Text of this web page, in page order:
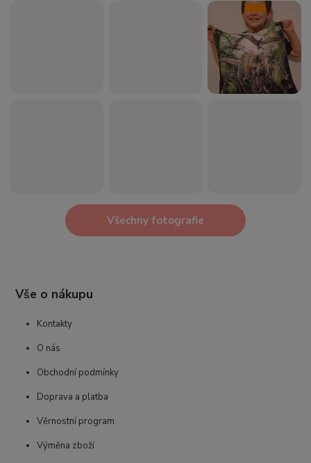
Všechny fotografie
Vše o nákupu
Kontakty
O nás
Obchodní podmínky
Doprava a platba
Věrnostní program
Výměna zboží